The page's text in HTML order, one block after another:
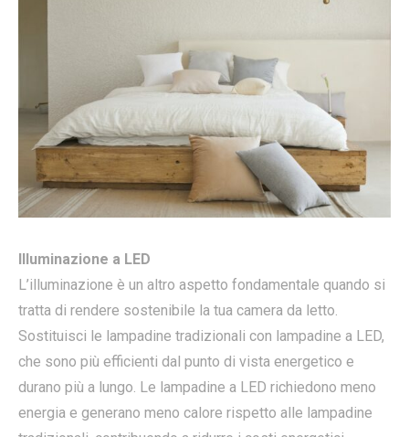
Illuminazione a LED
L’illuminazione è un altro aspetto fondamentale quando si
tratta di rendere sostenibile la tua camera da letto.
Sostituisci le lampadine tradizionali con lampadine a LED,
che sono più efficienti dal punto di vista energetico e
durano più a lungo. Le lampadine a LED richiedono meno
energia e generano meno calore rispetto alle lampadine